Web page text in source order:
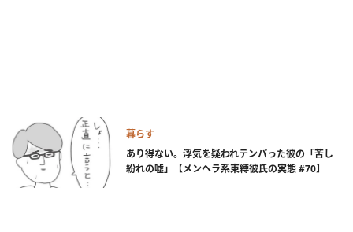
暮らす
あり得ない。浮気を疑われテンパった彼の「苦し
紛れの嘘」【メンヘラ系束縛彼氏の実態 #70】